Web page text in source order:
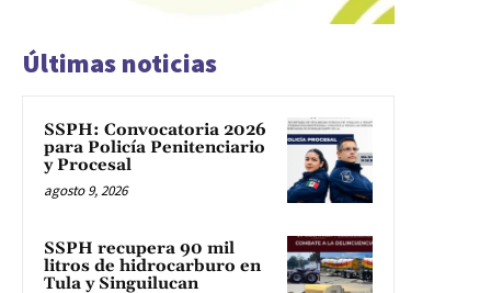
Últimas noticias
SSPH: Convocatoria 2026
para Policía Penitenciario
y Procesal
agosto 9, 2026
SSPH recupera 90 mil
litros de hidrocarburo en
Tula y Singuilucan